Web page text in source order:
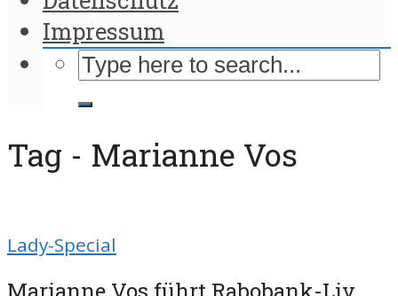
Impressum
Tag - Marianne Vos
Lady-Special